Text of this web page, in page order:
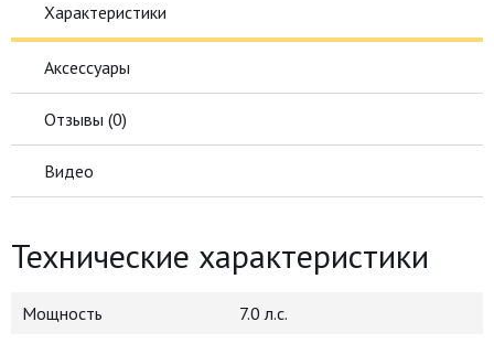
Характеристики
Аксессуары
Отзывы (0)
Видео
Технические характеристики
Мощность
7.0 л.с.